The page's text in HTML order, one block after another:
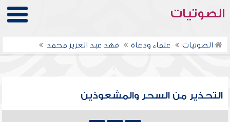
الصوتيات
الصوتيات علماء ودعاة فهد عبد العزيز محمد
التحذير من السحر والمشعوذين